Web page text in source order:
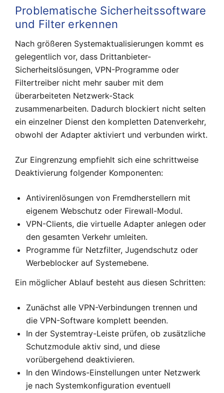
Problematische Sicherheitssoftware
und Filter erkennen
Nach größeren Systemaktualisierungen kommt es
gelegentlich vor, dass Drittanbieter-
Sicherheitslösungen, VPN-Programme oder
Filtertreiber nicht mehr sauber mit dem
überarbeiteten Netzwerk-Stack
zusammenarbeiten. Dadurch blockiert nicht selten
ein einzelner Dienst den kompletten Datenverkehr,
obwohl der Adapter aktiviert und verbunden wirkt.
Zur Eingrenzung empfiehlt sich eine schrittweise
Deaktivierung folgender Komponenten:
Antivirenlösungen von Fremdherstellern mit
eigenem Webschutz oder Firewall-Modul.
VPN-Clients, die virtuelle Adapter anlegen oder
den gesamten Verkehr umleiten.
Programme für Netzfilter, Jugendschutz oder
Werbeblocker auf Systemebene.
Ein möglicher Ablauf besteht aus diesen Schritten:
Zunächst alle VPN-Verbindungen trennen und
die VPN-Software komplett beenden.
In der Systemtray-Leiste prüfen, ob zusätzliche
Schutzmodule aktiv sind, und diese
vorübergehend deaktivieren.
In den Windows-Einstellungen unter Netzwerk
je nach Systemkonfiguration eventuell